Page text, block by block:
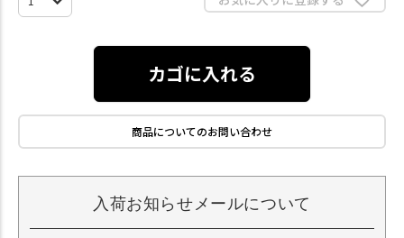
カゴに入れる
商品についてのお問い合わせ
入荷お知らせメールについて